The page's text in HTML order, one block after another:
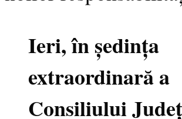
Ieri, în ședința
extraordinară a
Consiliului